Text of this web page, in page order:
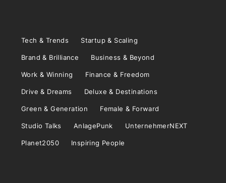
Tech & Trends Startup & Scaling
Brand & Brilliance Business & Beyond
Work & Winning Finance & Freedom
Drive & Dreams Deluxe & Destinations
Green & Generation Female & Forward
Studio Talks AnlagePunk UnternehmerNEXT
Planet2050 Inspiring People